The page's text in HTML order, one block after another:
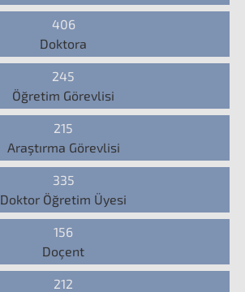
406
Doktora
245
Öğretim Görevlisi
215
Araştırma Görevlisi
335
Doktor Öğretim Üyesi
156
Doçent
212